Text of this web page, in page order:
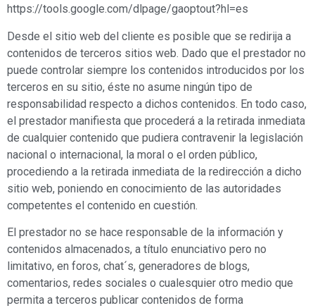
https://tools.google.com/dlpage/gaoptout?hl=es
Desde el sitio web del cliente es posible que se redirija a
contenidos de terceros sitios web. Dado que el prestador no
puede controlar siempre los contenidos introducidos por los
terceros en su sitio, éste no asume ningún tipo de
responsabilidad respecto a dichos contenidos. En todo caso,
el prestador manifiesta que procederá a la retirada inmediata
de cualquier contenido que pudiera contravenir la legislación
nacional o internacional, la moral o el orden público,
procediendo a la retirada inmediata de la redirección a dicho
sitio web, poniendo en conocimiento de las autoridades
competentes el contenido en cuestión.
El prestador no se hace responsable de la información y
contenidos almacenados, a título enunciativo pero no
limitativo, en foros, chat´s, generadores de blogs,
comentarios, redes sociales o cualesquier otro medio que
permita a terceros publicar contenidos de forma